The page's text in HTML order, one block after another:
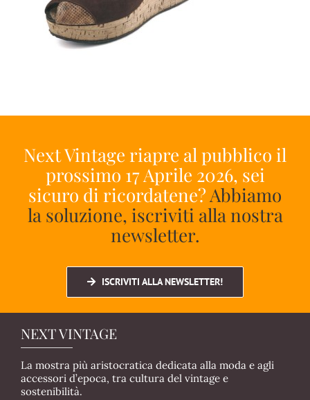
Next Vintage riapre al pubblico il
prossimo 17 Aprile 2026, sei
sicuro di ricordatene? Abbiamo
la soluzione, iscriviti alla nostra
newsletter.
ISCRIVITI ALLA NEWSLETTER!
NEXT VINTAGE
La mostra più aristocratica dedicata alla moda e agli
accessori d’epoca, tra cultura del vintage e
sostenibilità.